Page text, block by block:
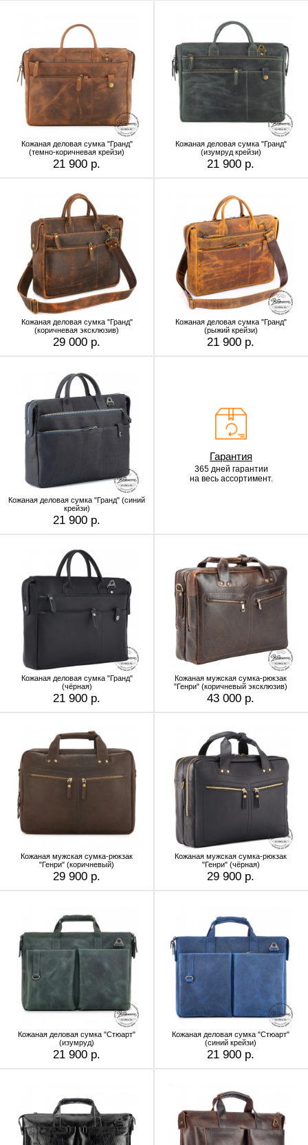
Кожаная деловая сумка "Гранд"
(темно-коричневая крейзи)
21 900 р.
Кожаная деловая сумка "Гранд"
(изумруд крейзи)
21 900 р.
Кожаная деловая сумка "Гранд"
(коричневая эксклюзив)
29 000 р.
Кожаная деловая сумка "Гранд"
(рыжий крейзи)
21 900 р.
Кожаная деловая сумка "Гранд" (синий
крейзи)
21 900 р.
Гарантия
365 дней гарантии
на весь ассортимент.
Кожаная деловая сумка "Гранд"
(чёрная)
21 900 р.
Кожаная мужская сумка-рюкзак
"Генри" (коричневый эксклюзив)
43 000 р.
Кожаная мужская сумка-рюкзак
"Генри" (коричневый)
29 900 р.
Кожаная мужская сумка-рюкзак
"Генри" (чёрная)
29 900 р.
Кожаная деловая сумка "Стюарт"
(изумруд)
21 900 р.
Кожаная деловая сумка "Стюарт"
(синий крейзи)
21 900 р.